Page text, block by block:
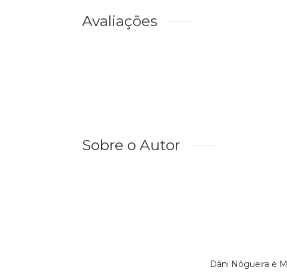
Avaliações
Sobre o Autor
Dâni Nôgueira é